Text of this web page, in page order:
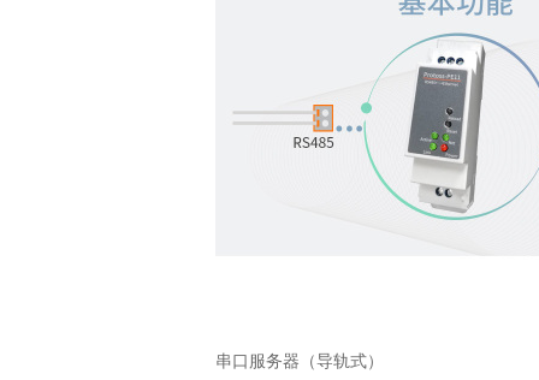
串口服务器（导轨式）